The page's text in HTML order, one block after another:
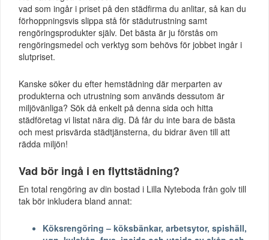
vad som ingår i priset på den städfirma du anlitar, så kan du
förhoppningsvis slippa stå för städutrustning samt
rengöringsprodukter själv. Det bästa är ju förstås om
rengöringsmedel och verktyg som behövs för jobbet ingår i
slutpriset.
Kanske söker du efter hemstädning där merparten av
produkterna och utrustning som används dessutom är
miljövänliga? Sök då enkelt på denna sida och hitta
städföretag vi listat nära dig. Då får du inte bara de bästa
och mest prisvärda städtjänsterna, du bidrar även till att
rädda miljön!
Vad bör ingå i en flyttstädning?
En total rengöring av din bostad i Lilla Nyteboda från golv till
tak bör inkludera bland annat:
Köksrengöring – köksbänkar, arbetsytor, spishäll,